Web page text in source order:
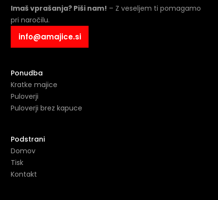
Imaš vprašanja? Piši nam! – Z veseljem ti pomagamo
pri naročilu.
info@amajice.si
Ponudba
Kratke majice
Puloverji
Puloverji brez kapuce
Podstrani
Domov
Tisk
Kontakt